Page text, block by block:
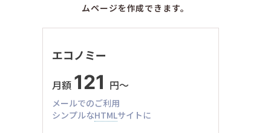
ムページを作成できます。
エコノミー
月額 121 円〜
メールでのご利用
シンプルなHTMLサイトに